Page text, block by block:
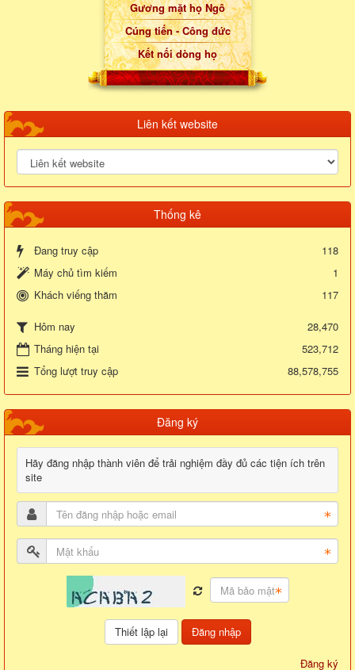
Gương mặt họ Ngô
Cúng tiến - Công đức
Kết nối dòng họ
Liên kết website
Thống kê
Đang truy cập
118
Máy chủ tìm kiếm
1
Khách viếng thăm
117
Hôm nay
28,470
Tháng hiện tại
523,712
Tổng lượt truy cập
88,578,755
Đăng ký
Hãy đăng nhập thành viên để trải nghiệm đầy đủ các tiện ích trên
site
Đăng nhập
Đăng ký